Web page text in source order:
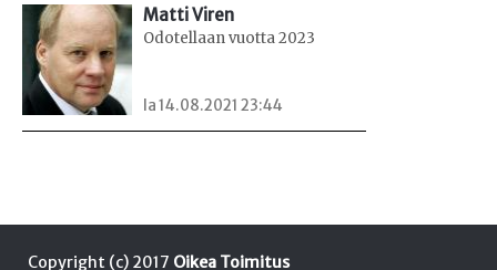
Matti Viren
Odotellaan vuotta 2023
la 14.08.2021 23:44
Copyright (c) 2017 Oikea Toimitus